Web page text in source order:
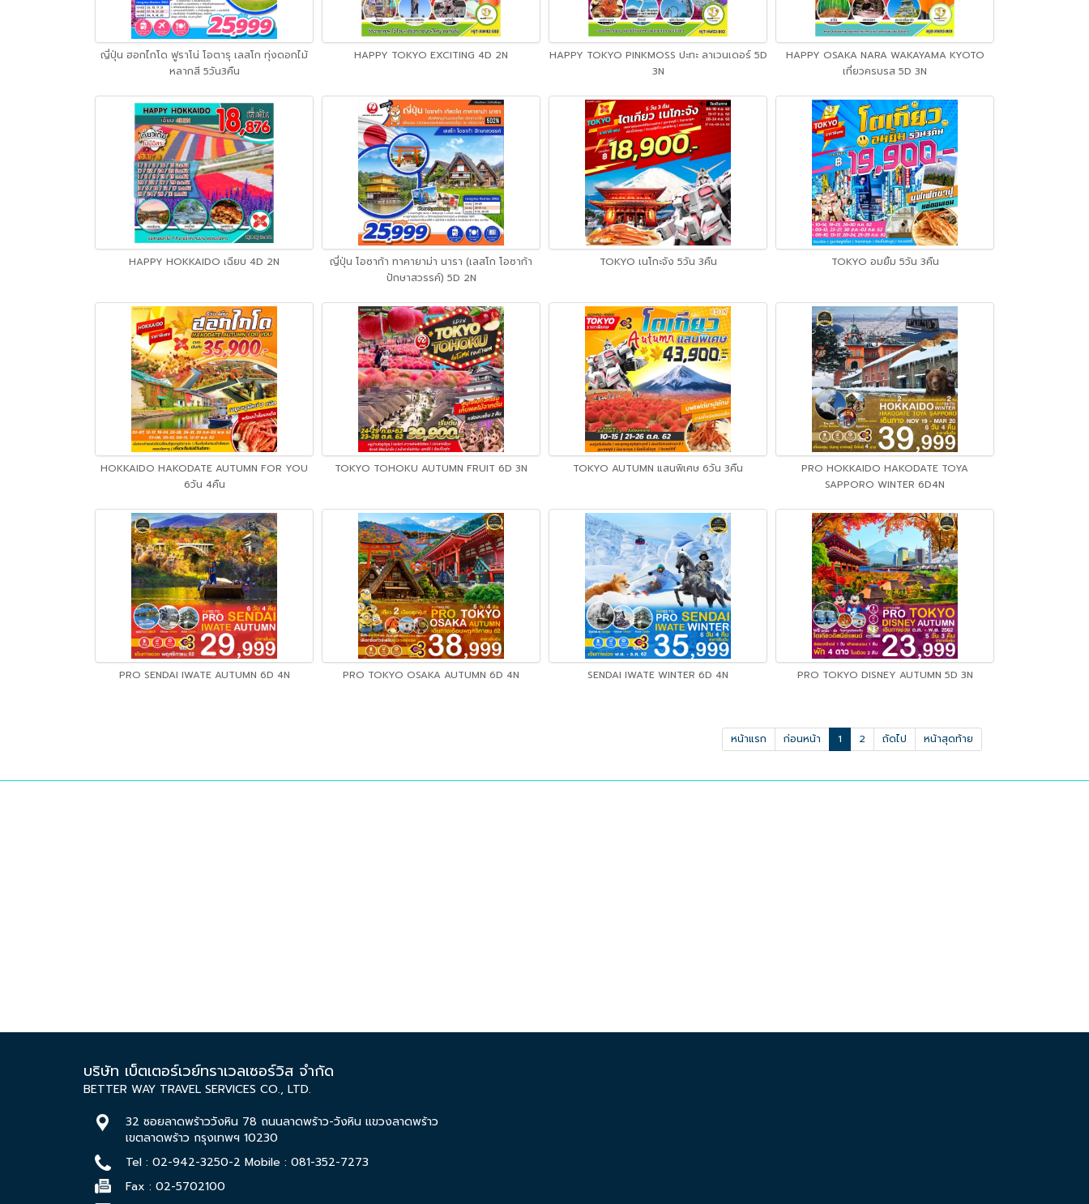
ญี่ปุ่น ฮอกไกโด ฟูราโน่ โอตารุ เลสโก ทุ่งดอกไม้
หลากสี 5วัน3คืน
HAPPY TOKYO EXCITING 4D 2N
HAPPY TOKYO PINKMOSS ปะทะ ลาเวนเดอร์ 5D
3N
HAPPY OSAKA NARA WAKAYAMA KYOTO
เที่ยวครบรส 5D 3N
HAPPY HOKKAIDO เฉียบ 4D 2N
ญี่ปุ่น โอซาก้า ทาคายาม่า นารา (เลสโก โอซาก้า
ปักษาสวรรค์) 5D 2N
TOKYO เนโกะจัง 5วัน 3คืน TOKYO อมยิ้ม 5วัน 3คืน
HOKKAIDO HAKODATE AUTUMN FOR YOU
6วัน 4คืน
TOKYO TOHOKU AUTUMN FRUIT 6D 3N TOKYO AUTUMN แสนพิเศษ 6วัน 3คืน
PRO HOKKAIDO HAKODATE TOYA
SAPPORO WINTER 6D4N
PRO SENDAI IWATE AUTUMN 6D 4N PRO TOKYO OSAKA AUTUMN 6D 4N SENDAI IWATE WINTER 6D 4N PRO TOKYO DISNEY AUTUMN 5D 3N
หน้าแรก ก่อนหน้า 1 2 ถัดไป หน้าสุดท้าย
บริษัท เบ็ตเตอร์เวย์ทราเวลเซอร์วิส จำกัด
BETTER WAY TRAVEL SERVICES CO., LTD.
32 ซอยลาดพร้าววังหิน 78 ถนนลาดพร้าว-วังหิน แขวงลาดพร้าว
เขตลาดพร้าว กรุงเทพฯ 10230
Tel :02-942-3250-2 Mobile :081-352-7273
Fax : 02-5702100